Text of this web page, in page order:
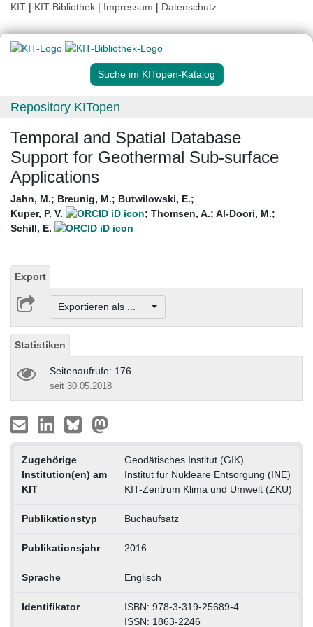
KIT | KIT-Bibliothek | Impressum | Datenschutz
Suche im KITopen-Katalog
Repository KITopen
Temporal and Spatial Database
Support for Geothermal Sub-surface
Applications
Jahn, M.; Breunig, M.; Butwilowski, E.;
Kuper, P. V.
; Thomsen, A.; Al-Doori, M.;
Schill, E.
Export
Exportieren als ...
Statistiken
Seitenaufrufe: 176
seit 30.05.2018
Zugehörige
Institution(en) am
KIT
Geodätisches Institut (GIK)
Institut für Nukleare Entsorgung (INE)
KIT-Zentrum Klima und Umwelt (ZKU)
Publikationstyp Buchaufsatz
Publikationsjahr 2016
Sprache Englisch
Identifikator
ISBN: 978-3-319-25689-4
ISSN: 1863-2246